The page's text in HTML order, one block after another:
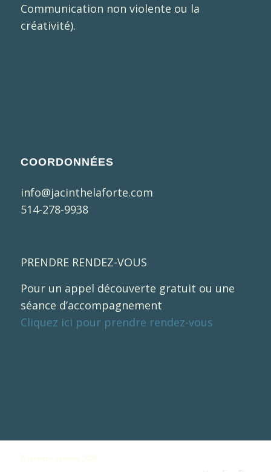
Communication non violente ou la
créativité).
COORDONNÉES
info@jacinthelaforte.com
514-278-9938
PRENDRE RENDEZ-VOUS
Pour un appel découverte gratuit ou une
séance d’accompagnement
Cliquez ici pour prendre rendez-vous
© Jacinthe Laforte, 2020 -